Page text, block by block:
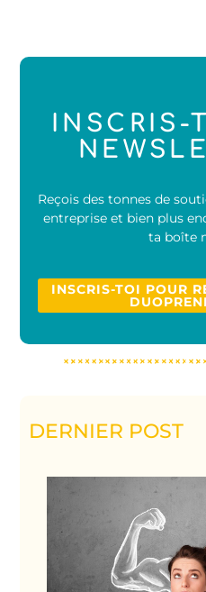
Reçois des tonnes de
entreprise et bien plus
ta boîte
INSCRIS-TOI POUR
DERNIER POST